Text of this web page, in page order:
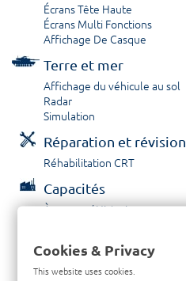
Écrans Tête Haute
Écrans Multi Fonctions
Affichage De Casque
Terre et mer
Affichage du véhicule au sol
Radar
Simulation
Réparation et révision
Réhabilitation CRT
Capacités
À propos / Historique
Contactez nous
Cookies & Privacy
This website uses cookies.